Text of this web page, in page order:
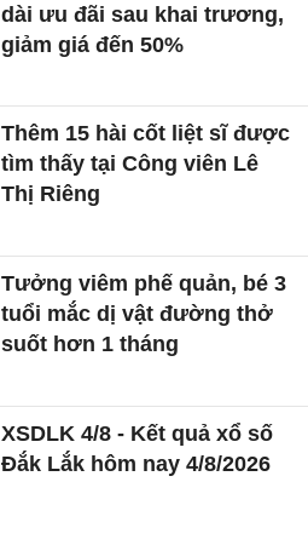
dài ưu đãi sau khai trương,
giảm giá đến 50%
Thêm 15 hài cốt liệt sĩ được
tìm thấy tại Công viên Lê
Thị Riêng
Tưởng viêm phế quản, bé 3
tuổi mắc dị vật đường thở
suốt hơn 1 tháng
XSDLK 4/8 - Kết quả xổ số
Đắk Lắk hôm nay 4/8/2026